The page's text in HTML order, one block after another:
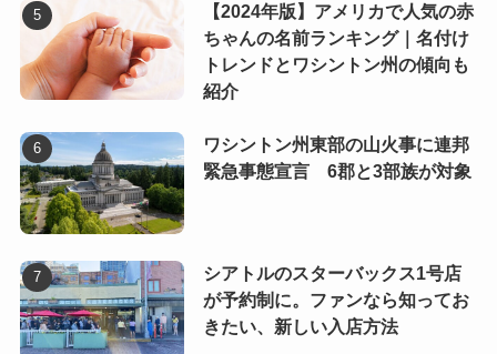
【2024年版】アメリカで人気の赤
ちゃんの名前ランキング｜名付け
トレンドとワシントン州の傾向も
紹介
ワシントン州東部の山火事に連邦
緊急事態宣言 6郡と3部族が対象
シアトルのスターバックス1号店
が予約制に。ファンなら知ってお
きたい、新しい入店方法